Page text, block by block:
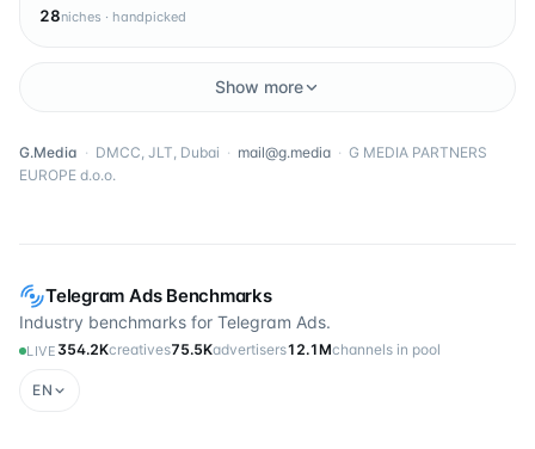
Telegram Ads Benchmarks
Industry benchmarks for Telegram Ads.
LIVE 354.2Kcreatives75.5Kadvertisers12.1Mchannels in pool
EN
28niches · handpicked
Show more
G.Media · DMCC, JLT, Dubai · mail@g.media · G MEDIA PARTNERS
EUROPE d.o.o.